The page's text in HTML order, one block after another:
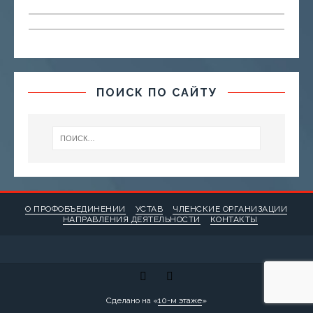
ПОИСК ПО САЙТУ
О ПРОФОБЪЕДИНЕНИИ УСТАВ
ЧЛЕНСКИЕ ОРГАНИЗАЦИИ
НАПРАВЛЕНИЯ ДЕЯТЕЛЬНОСТИ
КОНТАКТЫ
Сделано на «10-м этаже»